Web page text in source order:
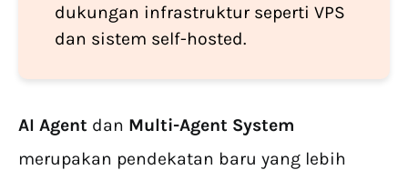
dukungan infrastruktur seperti VPS
dan sistem self-hosted.
AI Agent dan Multi-Agent System
merupakan pendekatan baru yang lebih